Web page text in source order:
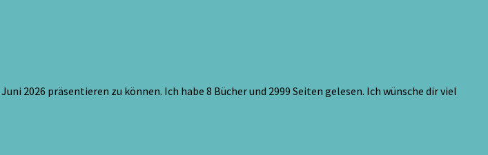
präsentieren zu können. Ich habe 8 Bücher und 2999 Seiten gelesen. Ich wünsche dir viel